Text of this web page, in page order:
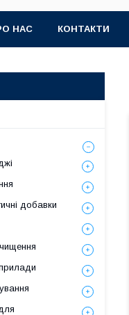
НАС КОНТАКТИ
добавки